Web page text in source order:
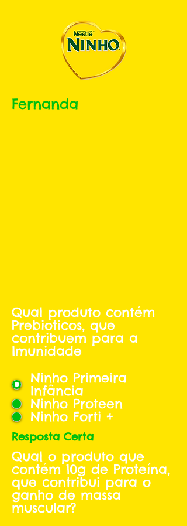
Fernanda
Qual produto contém
Prebioticos, que
contribuem para a
Imunidade
Ninho Primeira
Infância
Ninho Proteen
Ninho Forti +
Resposta Certa
Qual o produto que
contém 10g de Proteína,
que contribui para o
ganho de massa
muscular?